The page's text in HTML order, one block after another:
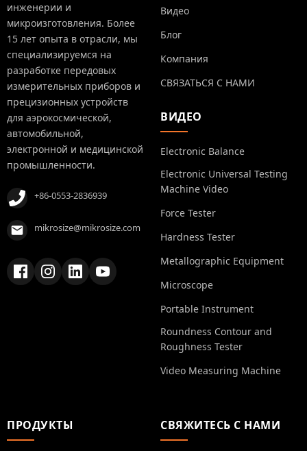
инженерии и
микроизготовления. Более
15 лет опыта в отрасли, мы
специализируемся на
разработке передовых
измерительных приборов и
прецизионных устройств
для аэрокосмической,
автомобильной,
электронной и медицинской
промышленности.
+86-0553-2836939
mikrosize@mikrosize.com
Видео
Блог
Компания
СВЯЗАТЬСЯ С НАМИ
ВИДЕО
Electronic Balance
Electronic Universal Testing
Machine Video
Force Tester
Hardness Tester
Metallographic Equipment
Microscope
Portable Instrument
Roundness Contour and
Roughness Tester
Video Measuring Machine
ПРОДУКТЫ СВЯЖИТЕСЬ С НАМИ